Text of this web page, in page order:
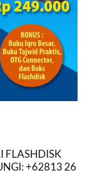
FLASHDISK
+62813 26